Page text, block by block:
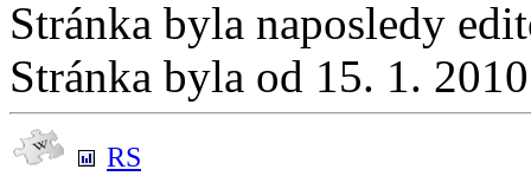
Stránka byla naposledy
Stránka byla od 15. 1.
RS